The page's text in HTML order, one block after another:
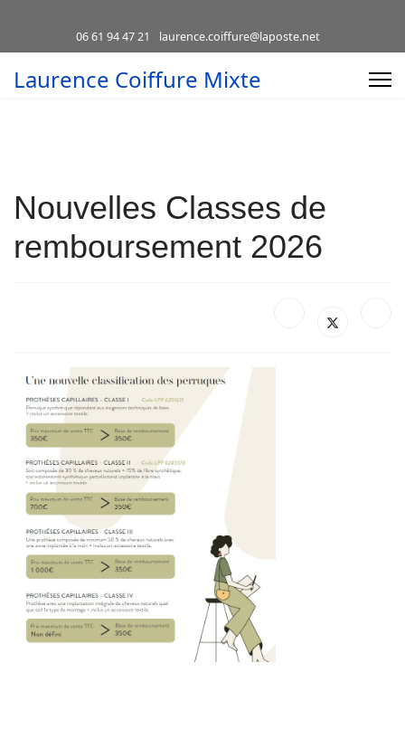
06 61 94 47 21 laurence.coiffure@laposte.net
Laurence Coiffure Mixte
Nouvelles Classes de
remboursement 2026